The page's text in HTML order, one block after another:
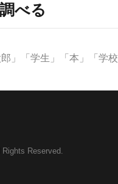
べる
」「学生」「本」「学
Reserved.